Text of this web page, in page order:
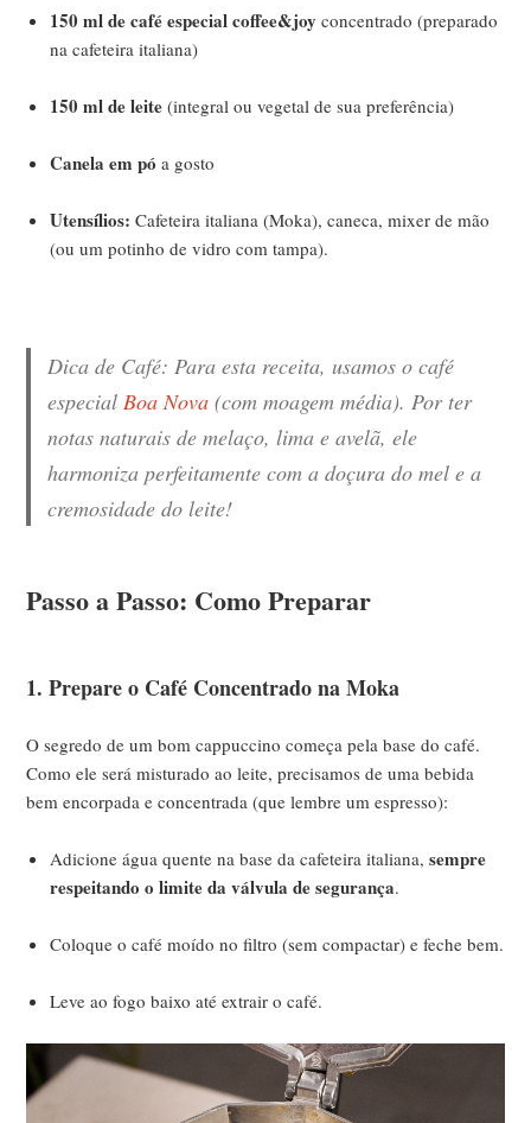
150 ml de café especial coffee&joy concentrado (preparado
na cafeteira italiana)
150 ml de leite (integral ou vegetal de sua preferência)
Canela em pó a gosto
Utensílios: Cafeteira italiana (Moka), caneca, mixer de mão
(ou um potinho de vidro com tampa).
Dica de Café: Para esta receita, usamos o café
especialBoa Nova (com moagem média). Por ter
notas naturais de melaço, lima e avelã, ele
harmoniza perfeitamente com a doçura do mel e a
cremosidade do leite!
Passo a Passo: Como Preparar
1. Prepare o Café Concentrado na Moka
O segredo de um bom cappuccino começa pela base do café.
Como ele será misturado ao leite, precisamos de uma bebida
bem encorpada e concentrada (que lembre um espresso):
Adicione água quente na base da cafeteira italiana,sempre
respeitando o limite da válvula de segurança.
Coloque o café moído no filtro (sem compactar) e feche bem.
Leve ao fogo baixo até extrair o café.